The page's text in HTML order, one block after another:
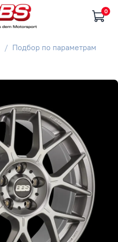
0
Подбор по параметрам